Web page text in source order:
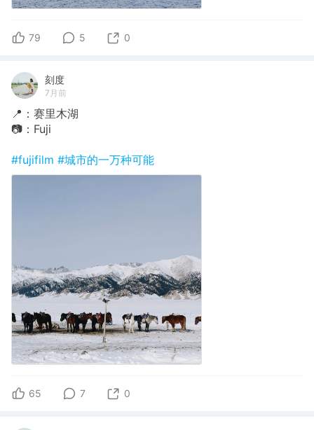
79 5 0
刻度
7月前
📍：赛里木湖
📷：Fuji
#fujifilm #城市的一万种可能
65 7 0